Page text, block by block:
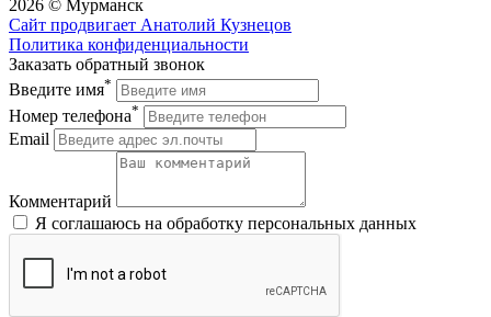
2026 © Мурманск
Сайт продвигает Анатолий Кузнецов
Политика конфиденциальности
Заказать обратный звонок
Введите имя*
Номер телефона*
Email
Комментарий
Я соглашаюсь на обработку персональных данных